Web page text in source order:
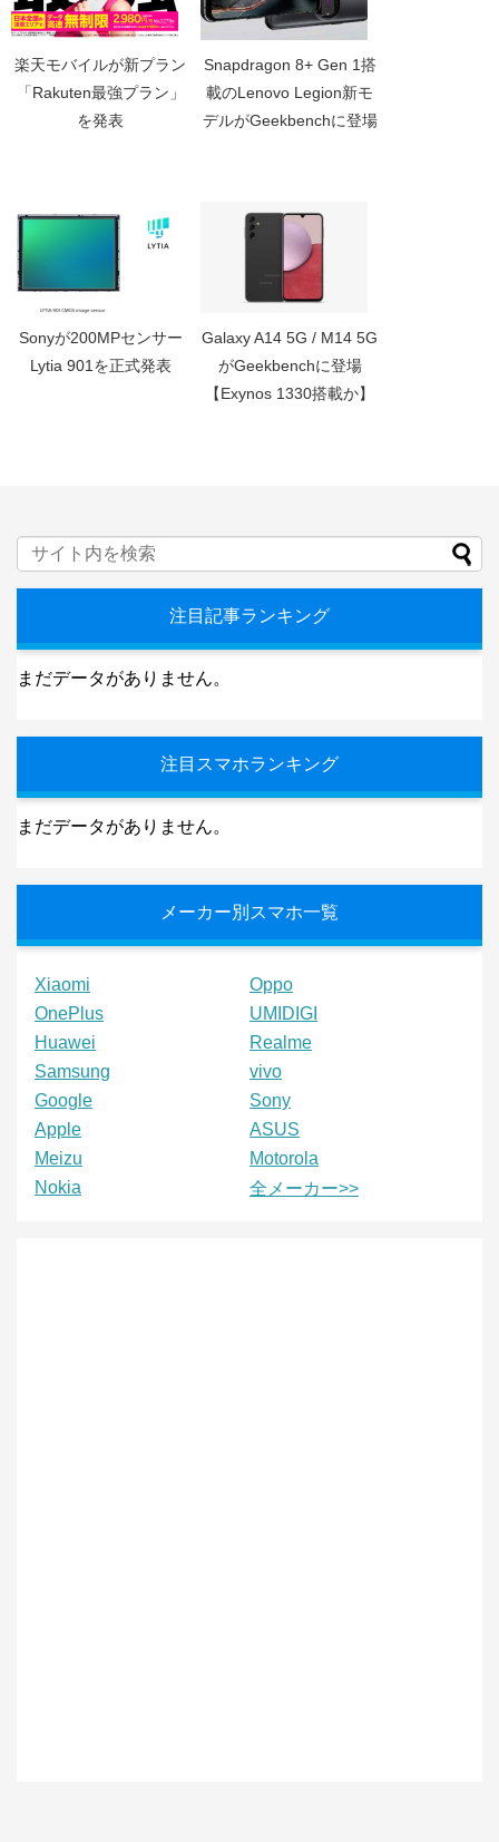
楽天モバイルが新プラン
「Rakuten最強プラン」
を発表
Snapdragon 8+ Gen 1搭
載のLenovo Legion新モ
デルがGeekbenchに登場
Sonyが200MPセンサー
Lytia 901を正式発表
Galaxy A14 5G / M14 5G
がGeekbenchに登場
【Exynos 1330搭載か】
注目記事ランキング
まだデータがありません。
注目スマホランキング
まだデータがありません。
メーカー別スマホ一覧
Xiaomi
Oppo
OnePlus
UMIDIGI
Huawei
Realme
Samsung
vivo
Google
Sony
Apple
ASUS
Meizu
Motorola
Nokia
全メーカー>>